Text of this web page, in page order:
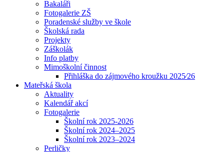
Bakaláři
Fotogalerie ZŠ
Poradenské služby ve škole
Školská rada
Projekty
Záškolák
Info platby
Mimoškolní činnost
Přihláška do zájmového kroužku 2025⁄26
Mateřská škola
Aktuality
Kalendář akcí
Fotogalerie
Školní rok 2025-2026
Školní rok 2024–2025
Školní rok 2023–2024
Perličky